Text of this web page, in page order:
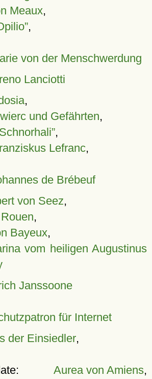
Meaux,
,
von der Menschwerdung
Lanciotti
,
und Gefährten,
,
Lefranc,
de Brébeuf
von Seez,
,
Bayeux,
vom heiligen Augustinus
Janssoone
für Internet
der Einsiedler,
Aurea von Amiens,